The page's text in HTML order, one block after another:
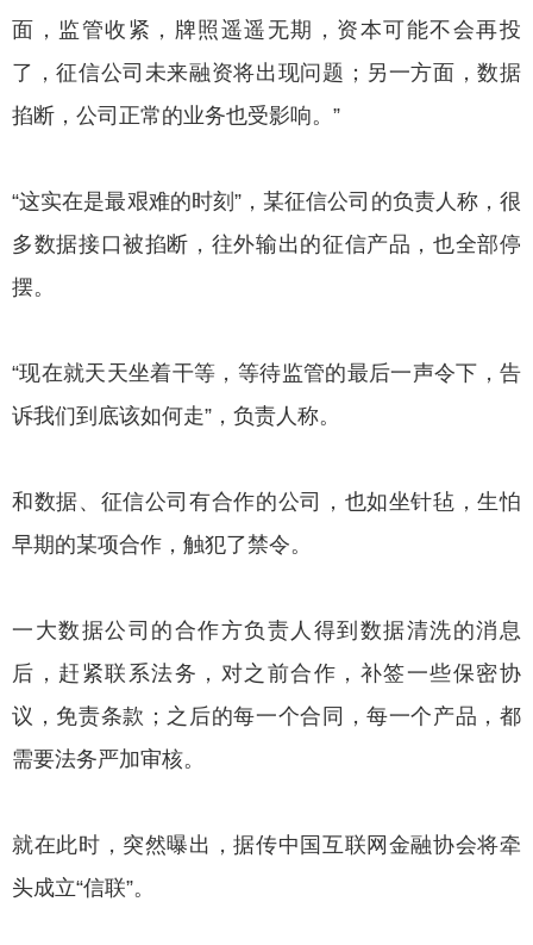
面，监管收紧，牌照遥遥无期，资本可能不会再投
了，征信公司未来融资将出现问题；另一方面，数据
掐断，公司正常的业务也受影响。”
“这实在是最艰难的时刻”，某征信公司的负责人称，很
多数据接口被掐断，往外输出的征信产品，也全部停
摆。
“现在就天天坐着干等，等待监管的最后一声令下，告
诉我们到底该如何走”，负责人称。
和数据、征信公司有合作的公司，也如坐针毡，生怕
早期的某项合作，触犯了禁令。
一大数据公司的合作方负责人得到数据清洗的消息
后，赶紧联系法务，对之前合作，补签一些保密协
议，免责条款；之后的每一个合同，每一个产品，都
需要法务严加审核。
就在此时，突然曝出，据传中国互联网金融协会将牵
头成立“信联”。